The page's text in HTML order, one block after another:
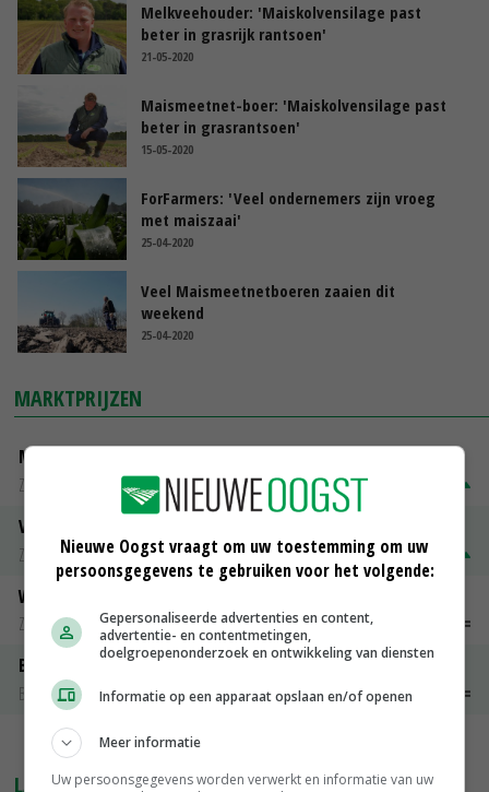
Melkveehouder: 'Maiskolvensilage past
beter in grasrijk rantsoen'
21-05-2020
Maismeetnet-boer: 'Maiskolvensilage past
beter in grasrantsoen'
15-05-2020
ForFarmers: 'Veel ondernemers zijn vroeg
met maiszaai'
25-04-2020
Veel Maismeetnetboeren zaaien dit
weekend
25-04-2020
MARKTPRIJZEN
Magere melkpoeder
Zuivel weekprijzen
€ 269,00
Volle melkpoeder
Zuivel weekprijzen
€ 345,00 € 20,00
Weipoeder
Zuivel weekprijzen
€ 134,00
Boeren Gouda 12 kg
Boerenkaas
€ 6,05 € 0,00
MEER MARKTPRIJZEN
LAATSTE NIEUWS
Nieuwe Oogst vraagt om uw toestemming om uw
persoonsgegevens te gebruiken voor het volgende:
Gepersonaliseerde advertenties en content,
advertentie- en contentmetingen,
doelgroepenonderzoek en ontwikkeling van diensten
Informatie op een apparaat opslaan en/of openen
Meer informatie
Uw persoonsgegevens worden verwerkt en informatie van uw